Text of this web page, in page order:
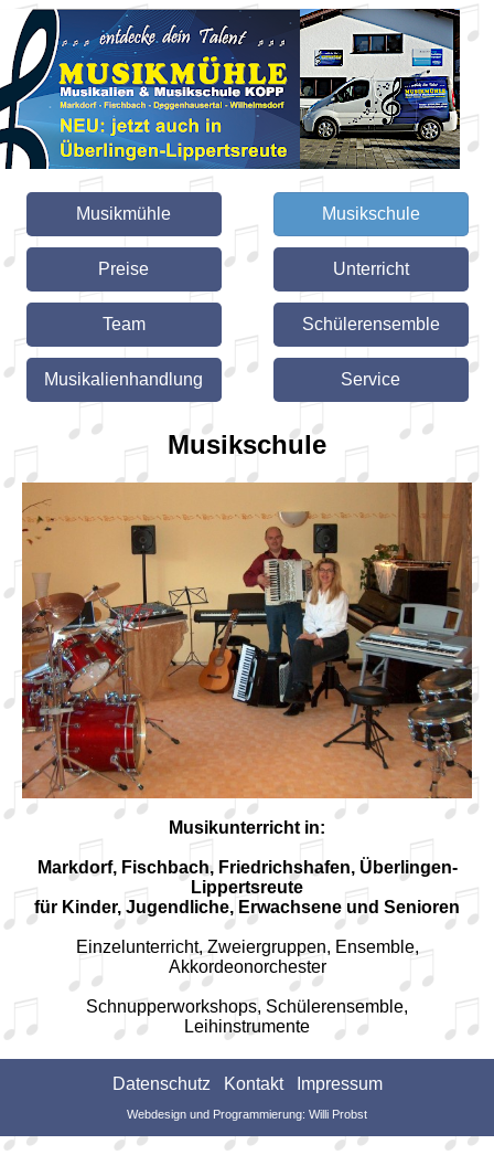
Musikmühle Musikschule
Preise Unterricht
Team Schülerensemble
Musikalienhandlung Service
Musikschule
Musikunterricht in:
Markdorf, Fischbach, Friedrichshafen, Überlingen-
Lippertsreute
für Kinder, Jugendliche, Erwachsene und Senioren
Einzelunterricht, Zweiergruppen, Ensemble,
Akkordeonorchester
Schnupperworkshops, Schülerensemble,
Leihinstrumente
Datenschutz Kontakt Impressum
Webdesign und Programmierung: Willi Probst